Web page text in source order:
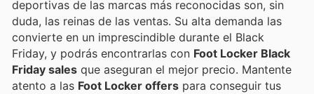
deportivas de las marcas más reconocidas son, sin
duda, las reinas de las ventas. Su alta demanda las
convierte en un imprescindible durante el Black
Friday, y podrás encontrarlas con Foot Locker Black
Friday sales que aseguran el mejor precio. Mantente
atento a las Foot Locker offers para conseguir tus